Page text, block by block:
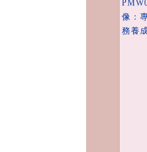
像：
務養